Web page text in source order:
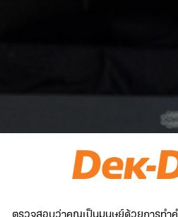
ตรวจสอบว่าคุณเป็นมนุษย์ด้วยการทำค